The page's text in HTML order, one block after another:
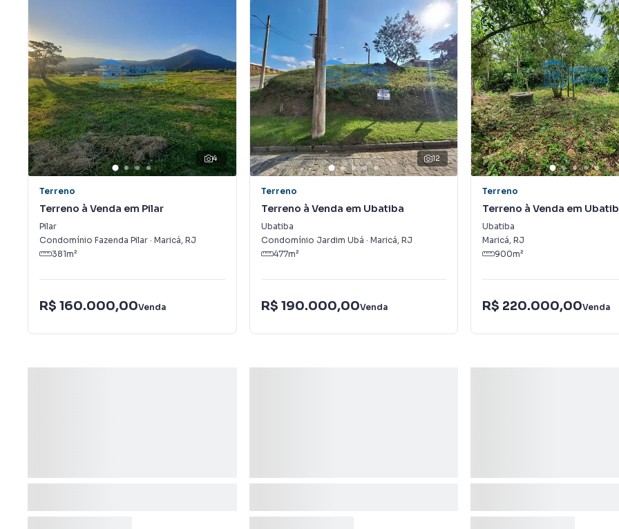
4
Terreno
Terreno à Venda em Pilar
Pilar
Condomínio Fazenda Pilar · Maricá, RJ
381m²
R$ 160.000,00Venda
12
Terreno
Terreno à Venda em Ubatiba
Ubatiba
Condomínio Jardim Ubá · Maricá, RJ
477m²
R$ 190.000,00Venda
Terreno
Terreno à Venda em
Ubatiba
Maricá, RJ
900m²
R$ 220.000,00Venda